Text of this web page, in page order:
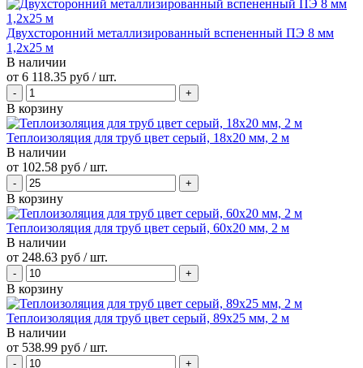
Двухсторонний металлизированный вспененный ПЭ 8 мм
1,2x25 м
В наличии
от 6 118.35 руб / шт.
В корзину
Теплоизоляция для труб цвет серый, 18x20 мм, 2 м
В наличии
от 102.58 руб / шт.
В корзину
Теплоизоляция для труб цвет серый, 60x20 мм, 2 м
В наличии
от 248.63 руб / шт.
В корзину
Теплоизоляция для труб цвет серый, 89x25 мм, 2 м
В наличии
от 538.99 руб / шт.